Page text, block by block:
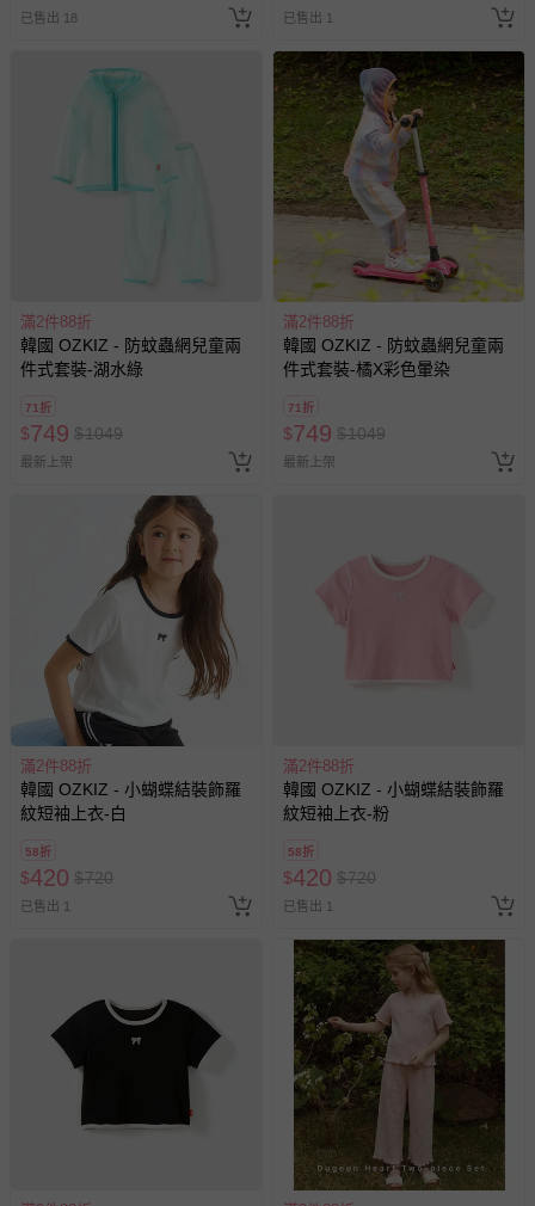
或導致掉色。
8. 洗滌後立刻晾乾，勿使用烘衣機。過分烘乾可能會破壞織物
纖維、導致衣物收縮。如有熨燙需求，請低溫熨燙。
9. 每件商品於拍攝時均力求忠實呈現，但因每台電腦、手機或
平板等設備之螢幕亮度、解析度不同，可能會有些許色差，謝
謝媽咪爸比們的體諒。
退換貨須知
您所購買的商品享有7天的鑑賞期／猶豫期權益，但此期間
並非試用期，您所退回的商品必須是未經使用的全新狀態，
包含完整包裝、配件、說明文件及贈品等。
如需退換貨，請於收到商品7天（含例假日內提出），如為
瑕疵退換貨所產生的運費，將由媽咪愛負責處理，若非瑕疵
退貨，您可至『查詢訂單』>『已出貨』中查詢該筆訂單，
並點選『我要退貨』即可進行申請。若有相關退貨問題，請
LINE@客服ID: @mamilove
我們將依序為您處理
針對滿件折/滿額贈…等活動，如因部份退貨，而該訂單保
留商品未達活動門檻，將以原價計算，活動贈品亦需一併退
部分商品依據消費者保護法的規定，不適用七天鑑賞期/猶
豫期範圍：
易於腐敗、保存期限較短或解約時即將逾期（例如生鮮
商品、食品等）。
客製化商品（例如客製生日書、姓名貼等）。
報紙、期刊或雜誌（惟書籍如經拆封、使用，則酌收整
新費用）。
經消費者拆封之影音商品或電腦軟體（例如 DVD、CD
等）。
上服務，經消費者事先同意始提供（例如線上課程、遊
已拆封之以下類型商品：
-個人衛生用品（例如尿布、貼身衣物、泳裝、襪子、地
墊、寢具類等）。
-新生兒親膚衣物（嬰幼兒包巾與背巾、包屁衣、學習
褲、紗布衣等）。
-接觸性孕哺產品（奶嘴、奶瓶、擠乳器、哺乳衣、托腹
-其他原廠盒裝商品封口處已貼上「不可拆封」，或具警
已售出 18 已售出 1
滿2件88折
韓國 OZKIZ - 防蚊蟲網兒童兩
件式套裝-湖水綠
71折
$749 $1049
最新上架
滿2件88折
韓國 OZKIZ - 防蚊蟲網兒童兩
件式套裝-橘X彩色暈染
71折
$749 $1049
最新上架
滿2件88折
韓國 OZKIZ - 小蝴蝶結裝飾羅
紋短袖上衣-白
58折
$420 $720
已售出 1
滿2件88折
韓國 OZKIZ - 小蝴蝶結裝飾羅
紋短袖上衣-粉
58折
$420 $720
已售出 1